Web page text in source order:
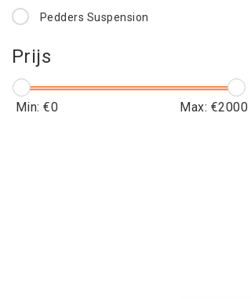
Pedders Suspension
Prijs
Min: €0 Max: €2000